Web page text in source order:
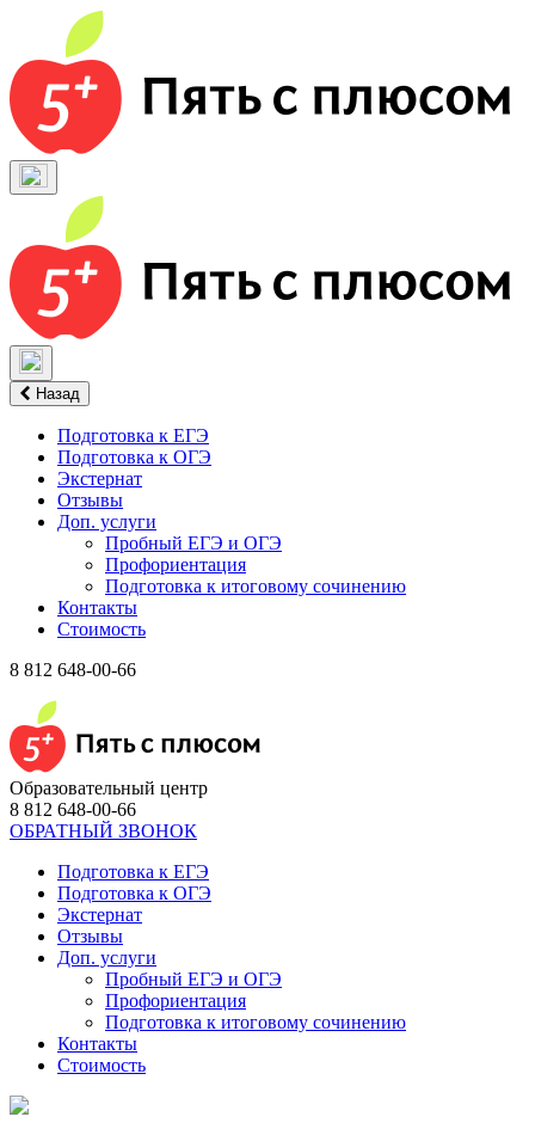
Назад
Подготовка к ЕГЭ
Подготовка к ОГЭ
Экстернат
Отзывы
Доп. услуги
Пробный ЕГЭ и ОГЭ
Профориентация
Подготовка к итоговому сочинению
Контакты
Стоимость
8 812 648-00-66
Образовательный центр
8 812 648-00-66
ОБРАТНЫЙ ЗВОНОК
Подготовка к ЕГЭ
Подготовка к ОГЭ
Экстернат
Отзывы
Доп. услуги
Пробный ЕГЭ и ОГЭ
Профориентация
Подготовка к итоговому сочинению
Контакты
Стоимость